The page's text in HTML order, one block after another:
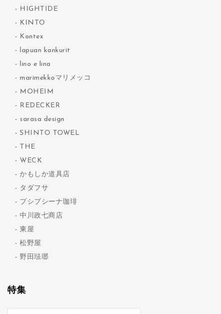
HIGHTIDE
KINTO
Kontex
lapuan kankurit
lino e lina
marimekkoマリメッコ
MOHEIM
REDECKER
sarasa design
SHINTO TOWEL
THE
WECK
かもしか道具店
タダフサ
プシプシーナ珈琲
中川政七商店
東屋
松野屋
野田琺瑯
特集